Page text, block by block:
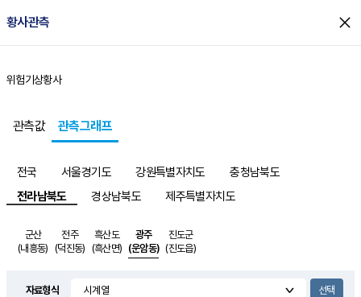
황사관측 close
홈
위험기상황사
관측값 관측그래프
전국 서울경기도 강원특별자치도
충청남북도
전라남북도
경상남북도 제주특별자치도
군산
(내흥동)
전주
(덕진동)
흑산도
(흑산면)
광주
(운암동)
진도군
(진도읍)
자료형식